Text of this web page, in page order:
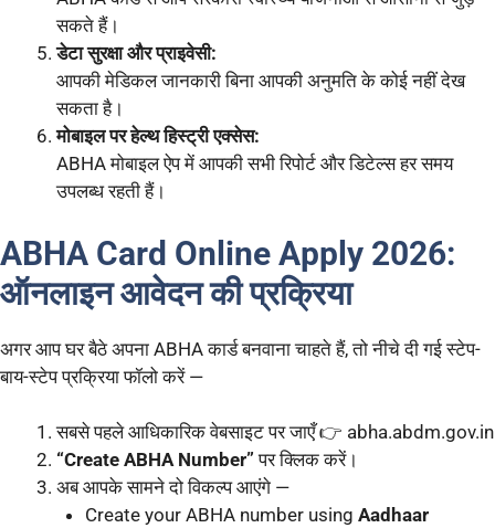
सकते हैं।
डेटा सुरक्षा और प्राइवेसी:
आपकी मेडिकल जानकारी बिना आपकी अनुमति के कोई नहीं देख
सकता है।
मोबाइल पर हेल्थ हिस्ट्री एक्सेस:
ABHA मोबाइल ऐप में आपकी सभी रिपोर्ट और डिटेल्स हर समय
उपलब्ध रहती हैं।
ABHA Card Online Apply 2026:
ऑनलाइन आवेदन की प्रक्रिया
अगर आप घर बैठे अपना ABHA कार्ड बनवाना चाहते हैं, तो नीचे दी गई स्टेप-
बाय-स्टेप प्रक्रिया फॉलो करें —
सबसे पहले आधिकारिक वेबसाइट पर जाएँ 👉 abha.abdm.gov.in
“Create ABHA Number” पर क्लिक करें।
अब आपके सामने दो विकल्प आएंगे —
Create your ABHA number using Aadhaar